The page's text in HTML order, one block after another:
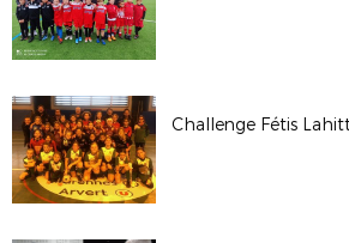
Challenge Fétis